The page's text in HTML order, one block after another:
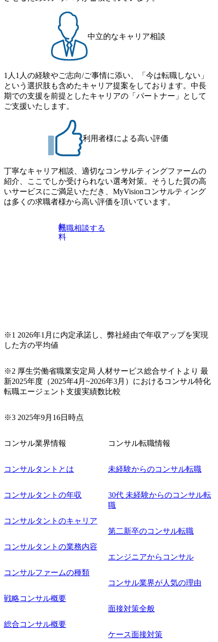
流工程、先端技術を学べる環境 【コンサルファーム経験
者】 ・専門領域に軸足を置きながら、他領域にもチャレン
ジできる環境 ・タイトルアップでのオファー ・現職ファー
ムより高いオファー年収 ・実力主義でプロモーションでき
る（ダブルスキップもあり） ・週に1度のアサインｍｔｇで
果、なりたいキャリアを反映できるｐｊにアサインしても
らえる ・シンプレクスというテクノロジーに強い部隊がい
るため、エンジニアの視点からも協業しクライアントへ価
値提供できる ・デリバリー中心の案件もあればセールス中
心の案件もあり、個々の裁量や得意領域に合わせた売り上
げの立て方を選べる ここ1年で社員数60名⇒100名超、売上
今期18億円⇒来期30億円（いずれも約170％アップ）と急成
長中のファームである また、成長中ファームのため優秀な
上司の近くで働けるチャンスも多い(ボストン・コンサルテ
ィング・グループ出身者等 (https://www.xspear.co.jp/member/ta
keto_kajita/)） 多様なメンバー、多様なプロジェクトによる
自己成長機会が多く、新たなチャレンジが可能 100名規模に
も関わらず、外資系戦略コンサルティングファームや総合
り、常に刺激を受けながらプロジェクトワークが可能 総合
コンサルティングファームの名の通り、全方位のクライア
サルティングファームの立ち上げフェーズに関わることが
できる 豊富な経験を持つコンサル経験者の場合は、自らチ
ーションの開発 など) シンプレクスの顧客基盤、エンジニ
アケイパビリティを活かた確度の高い事業立ち上げが経験
できる 2026年8月21日(金) 19:30〜21:30 (19:20開場) 2026年8
く可能性がございます。 このたび、ファーム経験者の方を
できる機会ですので、ぜひご参加ください。 当日はXspear
名参加する予定です！ ●費用 : 無料 虎ノ門ヒルズ付近 ※詳
している方
度など】 独身寮：富山事業所の近くに、白風寮と青風寮の2
つの寮があり、以下の入居基準を満たす方が入居可能で
す。 ＜入居基準＞ ・満33歳までの独身者 ・自宅から勤務地
までの通勤総時間が2時間を超えること 住宅手当： 本社の
近くには独身寮や社宅等が無いため、条件を満たす方には
住宅手当を支給します。 また、独身寮は男性のみの入居と
なるため、入居基準を満たす女性には住宅手当を支給しま
す。 住宅手当は、一般賃貸物件を従業員が契約し、規程で
定める金額を会社が支払います。 その他： 採用時や転勤等
による引っ越し費用は、会社が負担します。 2026年8月18日
(火) 19:00～20:00 2026年8月13日(木) 16:00 応募をご検討され
ている方を対象に、会社説明会を実施予定です。 ● 求人名
・【富山】半導体製造装置の生産エンジニア(製造・生産工
程の管理業務) ※主任候補・リーダークラス ・【砺波】半
導体製造装置の生産エンジニア(製造・生産工程の管理業務)
※顔出しは不要です。ご質問頂く際のみ、顔出ししていた
だければと存じます。
中立的なキャリア相談
1人1人の経験やご志向/ご事情に添い、「今は転職しない」
という選択肢も含めたキャリア提案をしております。中長
期での支援を前提としたキャリアの「パートナー」として
ご支援いたします。
利用者様による高い評価
丁寧なキャリア相談、適切なコンサルティングファームの
紹介、ここでしか受けられない選考対策。そうした質の高
いサービスにご満足いただき、MyVisionコンサルティング
は多くの求職者様から高い評価を頂いています。
無
料
転職相談する
※1 2026年1月に内定承諾し、弊社経由で年収アップを実現
した方の平均値
※2 厚生労働省職業安定局 人材サービス総合サイトより 最
新2025年度（2025年4月~2026年3月）におけるコンサル特化
転職エージェント支援実績数比較
※3 2025年9月16日時点
コンサル業界情報
コンサルタントとは
コンサルタントの年収
コンサルタントのキャリア
コンサルタントの業務内容
コンサルファームの種類
戦略コンサル概要
総合コンサル概要
コンサル転職情報
未経験からのコンサル転職
30代 未経験からのコンサル転
職
第二新卒のコンサル転職
エンジニアからコンサル
コンサル業界が人気の理由
面接対策全般
ケース面接対策